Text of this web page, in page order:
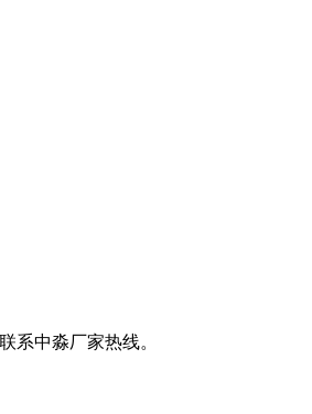
系中淼厂家热线。